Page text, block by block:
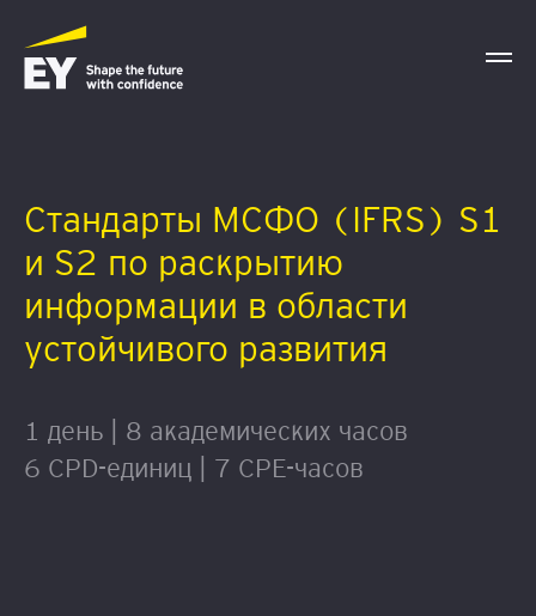
Стандарты МСФО (IFRS) S1
и S2 по раскрытию
информации в области
устойчивого развития
1 день | 8 академических часов
6 CPD-единиц | 7 CPE-часов